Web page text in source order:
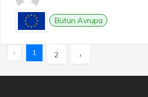
Bütün Avrupa
‹ 1 2 ›